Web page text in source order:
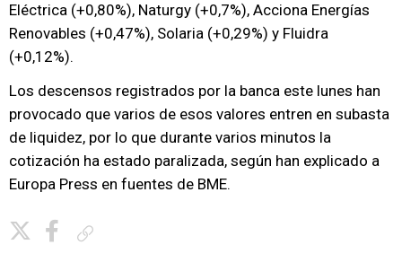
Eléctrica (+0,80%), Naturgy (+0,7%), Acciona Energías
Renovables (+0,47%), Solaria (+0,29%) y Fluidra
(+0,12%).
Los descensos registrados por la banca este lunes han
provocado que varios de esos valores entren en subasta
de liquidez, por lo que durante varios minutos la
cotización ha estado paralizada, según han explicado a
Europa Press en fuentes de BME.